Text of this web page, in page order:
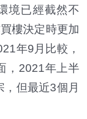
境已經截然不
樓決定時更加
年9月比較，
，2021年上半
但最近3個月